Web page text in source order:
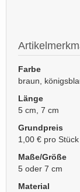
Farbe
braun,
Länge
5 cm, 7 cm
Grundpreis
1,00 € pro Stück
Maße/Größe
5 oder 7 cm
Material